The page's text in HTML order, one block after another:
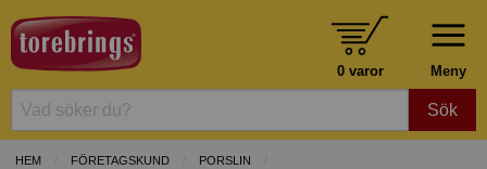
Meny
0 varor
Sök
HEM FÖRETAGSKUND
PORSLIN